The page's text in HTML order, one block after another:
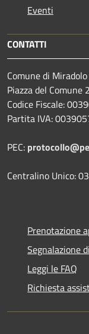
Eventi
CONTATTI
Comune di
Piazza del Comune
Codice Fiscale:
Partita IVA:
PEC:
Centralino Unico:
Prenotazione
Segnalazione
Leggi le FAQ
Richiesta